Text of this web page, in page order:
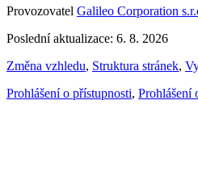
Provozovatel Galileo Corporation
Poslední aktualizace: 6. 8. 2026
Změna vzhledu, Struktura stránek,
Prohlášení o přístupnosti, Prohlášení